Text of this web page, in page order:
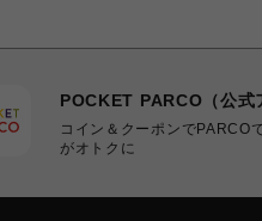
POCKET PARCO（公式
コイン＆クーポンでPARCO
がオトクに